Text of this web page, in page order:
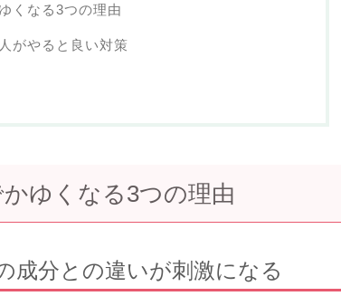
くなる3つの理由
がやると良い対策
ゆくなる3つの理由
分との違いが刺激になる